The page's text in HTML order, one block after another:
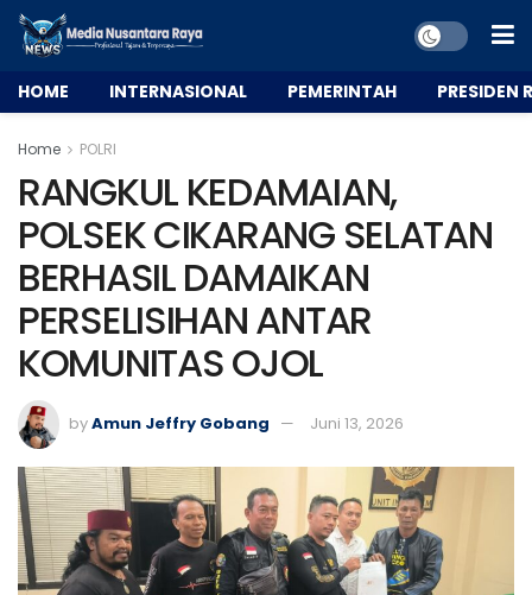
HOME INTERNASIONAL PEMERINTAH PRESIDEN
Home POLRI
RANGKUL KEDAMAIAN,
POLSEK CIKARANG SELATAN
BERHASIL DAMAIKAN
PERSELISIHAN ANTAR
KOMUNITAS OJOL
byAmun Jeffry Gobang Juni 13, 2026